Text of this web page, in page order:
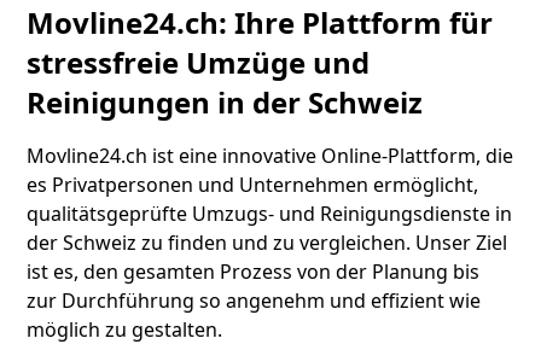
Movline24.ch: Ihre Plattform für
stressfreie Umzüge und
Reinigungen in der Schweiz
Movline24.ch ist eine innovative Online-Plattform, die
es Privatpersonen und Unternehmen ermöglicht,
qualitätsgeprüfte Umzugs- und Reinigungsdienste in
der Schweiz zu finden und zu vergleichen. Unser Ziel
ist es, den gesamten Prozess von der Planung bis
zur Durchführung so angenehm und effizient wie
möglich zu gestalten.